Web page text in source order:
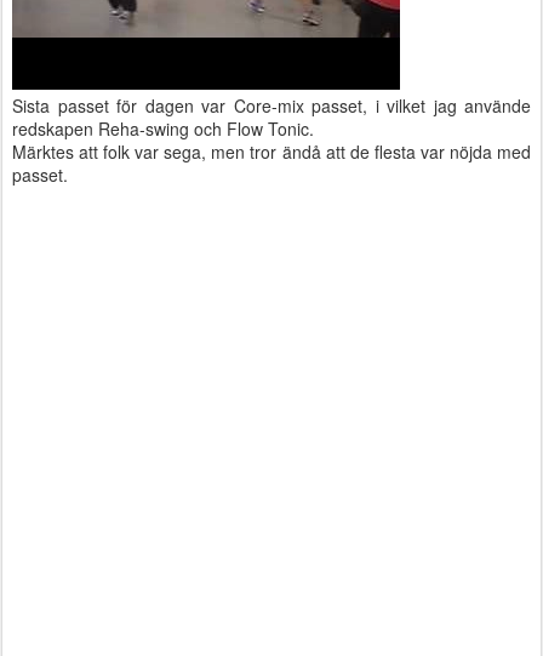
Sista passet för dagen var Core-mix passet, i vilket jag använde
redskapen Reha-swing och Flow Tonic.
Märktes att folk var sega, men tror ändå att de flesta var nöjda med
passet.